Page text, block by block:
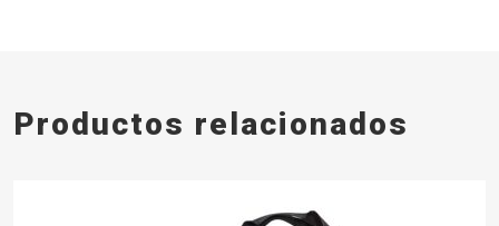
Productos relacionados